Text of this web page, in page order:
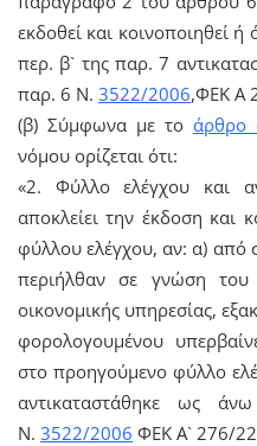
εκδοθεί και κοινοποιηθεί
περ. β` της παρ. 7
παρ. 6 Ν. 3522/2006,ΦΕΚ Α
(β) Σύμφωνα με το άρθρο
νόμου ορίζεται ότι:
«2. Φύλλο ελέγχου και
αποκλείει την έκδοση και
φύλλου ελέγχου, αν: α) από
περιήλθαν σε γνώση του
οικονομικής υπηρεσίας,
φορολογουμένου
στο προηγούμενο φύλλο
αντικαταστάθηκε ως
Ν. 3522/2006 ΦΕΚ Α` 276/